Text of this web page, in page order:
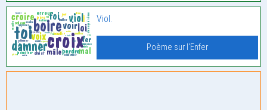
Viol.
Poème sur l'Enfer